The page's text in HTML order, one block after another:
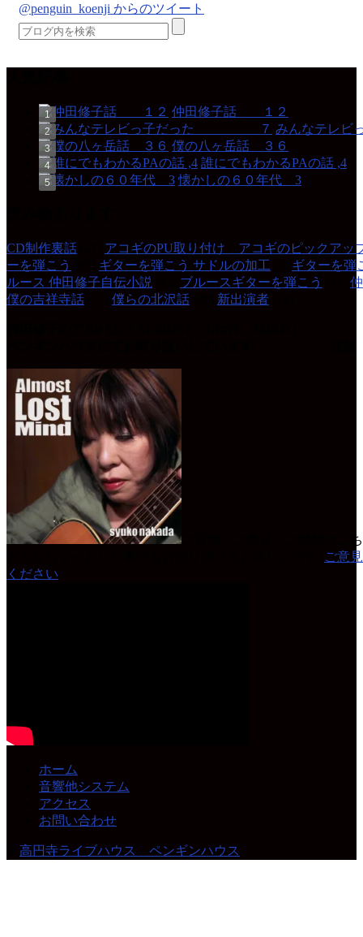
@penguin_koenji からのツイート
仲田修子話 １２
みんなテ
僕の八ヶ岳話 ３６
誰にでもわかるPAの話 ,4
懐かしの６０年代 3
CD制作裏話
アコギのPU取り付け アコギのピックアッ
ーを弾こう
ギターを弾こう サドルの加工
ギターを弾
ルース 仲田修子自伝小説
ブルースギターを弾こう
僕の吉祥寺話
僕らの北沢話 新出演者
ご質問、ご意見、ご感想はこ
ご意
ください
ホーム
音響他システム
アクセス
お問い合わせ
高円寺ライブハウス ペンギンハウス